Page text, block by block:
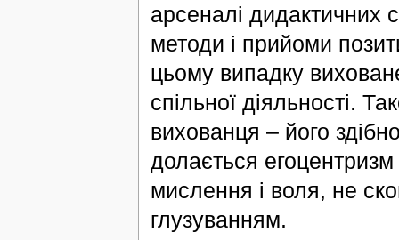
арсеналі дидактичних
методи і прийоми
цьому випадку
спільної діяльності.
вихованця – його
долається егоцентризм
мислення і воля, не
глузуванням.